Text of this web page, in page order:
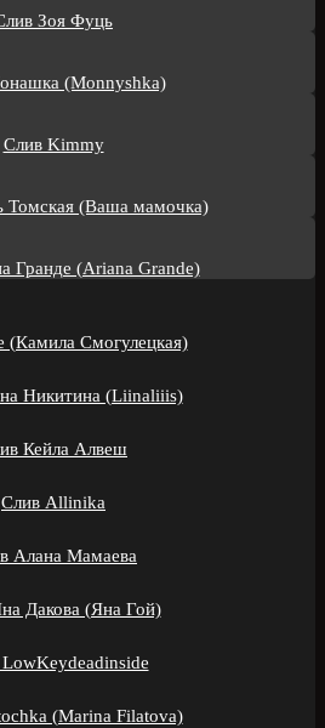
​Зоя Фуць
(Monnyshka)
Слив Kimmy
Томская (Ваша мамочка)
Гранде (Ariana Grande)
(Камила Смогулецкая)
Никитина (Liinaliiis)
Кейла Алвеш
Слив Allinika
Алана Мамаева
Дакова (Яна Гой)
(Marina Filatova)